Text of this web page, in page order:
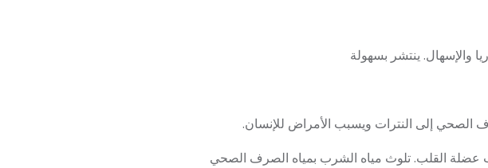
والإسهال. ينتشر بسهولة
الصحي إلى النترات ويسبب الأمراض للإنسان.
عضلة القلب. تلوث مياه الشرب بمياه الصرف الصحي